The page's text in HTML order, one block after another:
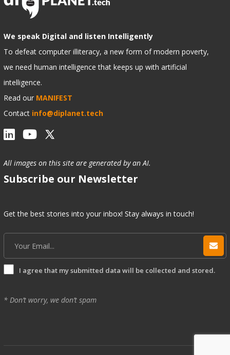
We speak Digital and listen Intelligently
To defeat computer illiteracy, a new form of modern poverty,
we need human intelligence that keeps up with artificial
intelligence.
Read our MANIFEST
Contact info@diplanet.tech
All images on this site are generated by an AI.
Subscribe our Newsletter
Get the best stories into your inbox! Stay always in touch!
I agree that my submitted data will be collected and stored.
* Don’t worry, we don’t spam